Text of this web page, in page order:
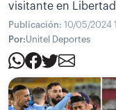
visitante en
Publicación: 10/05/2024
Por:Unitel Deportes